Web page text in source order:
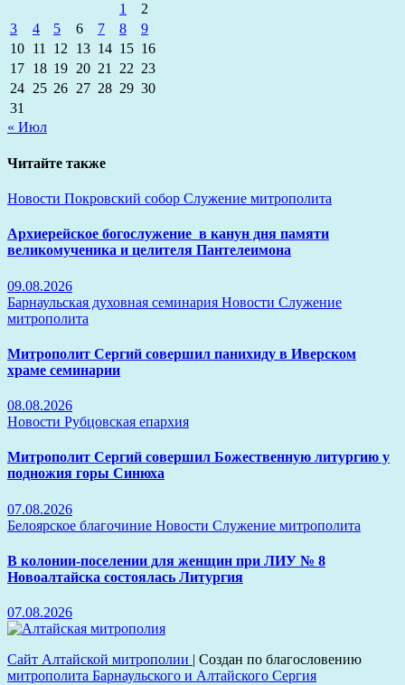
1
2
3
4 5 6 7 8
9
10 11 12 13 14 15 16
17 18 19 20 21 22 23
24 25 26 27 28 29 30
31
« Июл
Читайте также
Новости Покровский собор Служение митрополита
Архиерейское богослужение в канун дня памяти
великомученика и целителя Пантелеимона
09.08.2026
Барнаульская духовная семинария Новости Служение
митрополита
Митрополит Сергий совершил панихиду в Иверском
храме семинарии
08.08.2026
Новости Рубцовская епархия
Митрополит Сергий совершил Божественную литургию у
подножия горы Синюха
07.08.2026
Белоярское благочиние Новости Служение митрополита
В колонии-поселении для женщин при ЛИУ № 8
Новоалтайска состоялась Литургия
07.08.2026
Сайт Алтайской митрополии | Создан по благословению
митрополита Барнаульского и Алтайского Сергия